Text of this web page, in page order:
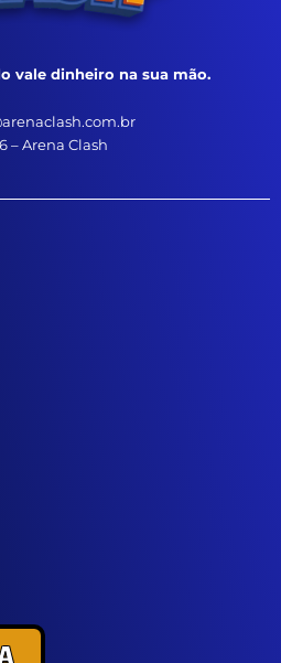
vale dinheiro na sua mão.
– Arena Clash